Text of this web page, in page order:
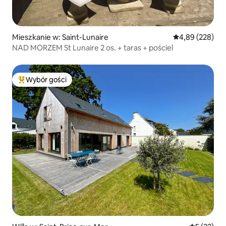
Mieszkanie w: Saint-Lunaire Średnia
4,89 (228)
NAD MORZEM St Lunaire 2 os. + taras + pościel
Najpopularniejsze z kategorii Wybór gości
Wybór gości